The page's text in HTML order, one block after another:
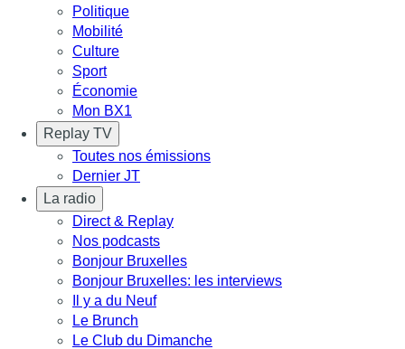
Politique
Mobilité
Culture
Sport
Économie
Mon BX1
Replay TV
Toutes nos émissions
Dernier JT
La radio
Direct & Replay
Nos podcasts
Bonjour Bruxelles
Bonjour Bruxelles: les interviews
Il y a du Neuf
Le Brunch
Le Club du Dimanche